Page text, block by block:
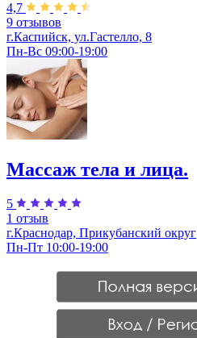
4,7
9 отзывов
г.Каспийск, ул.Гастелло, 8
Пн-Вс 09:00-19:00
Массаж тела и лица.
5
1 отзыв
г.Краснодар, Прикубанский округ
Пн-Пт 10:00-19:00